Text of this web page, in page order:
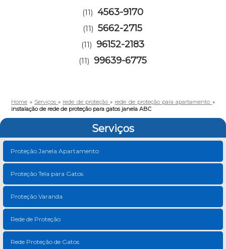
(11) 4563-9170
(11) 5662-2715
(11) 96152-2183
(11) 99639-6775
Home » Serviços» rede de proteção» rede de proteção para apartamento »
instalação de rede de proteção para gatos janela ABC
Serviços
Proteção Janela Apartamento
Proteção Tela para Gatos
Proteção Varanda
Rede de Proteção
Rede Proteção de Gatos